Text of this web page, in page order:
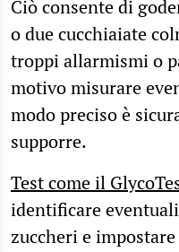
Ciò consente di
o due cucchiaiate
troppi allarmismi o
motivo misurare
modo preciso è
supporre.
Test come il
identificare
zuccheri e